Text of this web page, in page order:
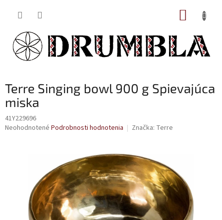
Terre Singing bowl 900 g Spievajúca
miska
41Y229696
Priemerné
hviezdičiek.
Neohodnotené Podrobnosti hodnotenia Značka: Terre